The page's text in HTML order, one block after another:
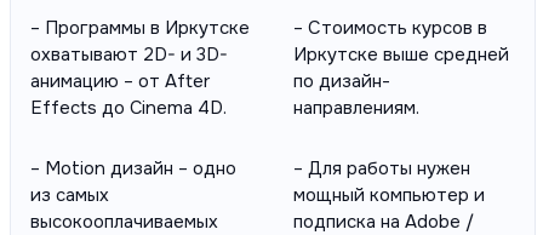
– Программы в Иркутске
охватывают 2D- и 3D-
анимацию – от After
Effects до Cinema 4D.
– Motion дизайн – одно
из самых
высокооплачиваемых
– Стоимость курсов в
Иркутске выше средней
по дизайн-
направлениям.
– Для работы нужен
мощный компьютер и
подписка на Adobe /